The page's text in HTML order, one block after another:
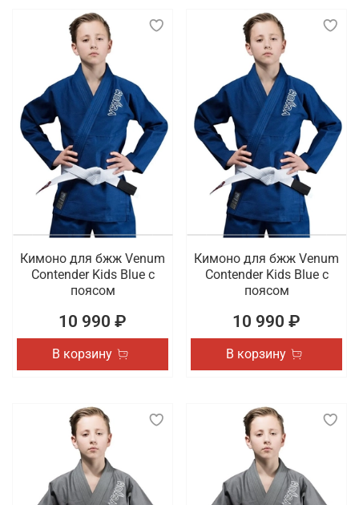
Кимоно для бжж Venum
Contender Kids Blue с
поясом
10 990 ₽
В корзину
Кимоно для бжж Venum
Contender Kids Blue с
поясом
10 990 ₽
В корзину